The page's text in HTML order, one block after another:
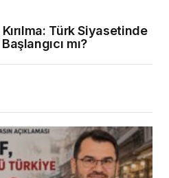
Türk Siyasetinde
mı?